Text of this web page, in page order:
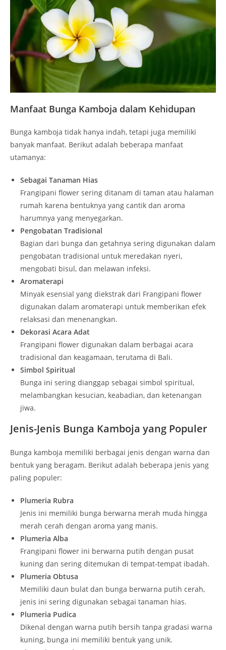
Manfaat Bunga Kamboja dalam Kehidupan
Bunga kamboja tidak hanya indah, tetapi juga memiliki
banyak manfaat. Berikut adalah beberapa manfaat
utamanya:
Sebagai Tanaman Hias
Frangipani flower sering ditanam di taman atau halaman
rumah karena bentuknya yang cantik dan aroma
harumnya yang menyegarkan.
Pengobatan Tradisional
Bagian dari bunga dan getahnya sering digunakan dalam
pengobatan tradisional untuk meredakan nyeri,
mengobati bisul, dan melawan infeksi.
Aromaterapi
Minyak esensial yang diekstrak dari Frangipani flower
digunakan dalam aromaterapi untuk memberikan efek
relaksasi dan menenangkan.
Dekorasi Acara Adat
Frangipani flower digunakan dalam berbagai acara
tradisional dan keagamaan, terutama di Bali.
Simbol Spiritual
Bunga ini sering dianggap sebagai simbol spiritual,
melambangkan kesucian, keabadian, dan ketenangan
jiwa.
Jenis-Jenis Bunga Kamboja yang Populer
Bunga kamboja memiliki berbagai jenis dengan warna dan
bentuk yang beragam. Berikut adalah beberapa jenis yang
paling populer:
Plumeria Rubra
Jenis ini memiliki bunga berwarna merah muda hingga
merah cerah dengan aroma yang manis.
Plumeria Alba
Frangipani flower ini berwarna putih dengan pusat
kuning dan sering ditemukan di tempat-tempat ibadah.
Plumeria Obtusa
Memiliki daun bulat dan bunga berwarna putih cerah,
jenis ini sering digunakan sebagai tanaman hias.
Plumeria Pudica
Dikenal dengan warna putih bersih tanpa gradasi warna
kuning, bunga ini memiliki bentuk yang unik.